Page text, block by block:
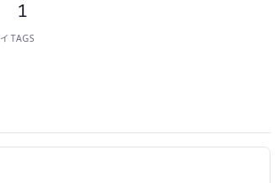
1
TAGS